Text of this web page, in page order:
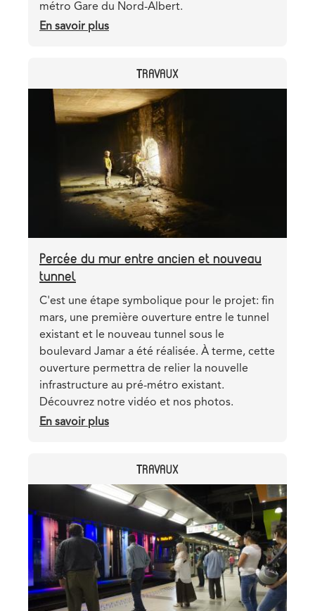
métro Gare du Nord-Albert.
En savoir plus
relie
10
nouveaux
arrêts
au
pré-
métro
TRAVAUX
Header
image
Image
Percée du mur entre ancien et nouveau
tunnel
Teaser
C'est une étape symbolique pour le projet: fin
mars, une première ouverture entre le tunnel
existant et le nouveau tunnel sous le
boulevard Jamar a été réalisée. À terme, cette
ouverture permettra de relier la nouvelle
infrastructure au pré-métro existant.
Découvrez notre vidéo et nos photos.
En savoir plus
entre
ancien
et
nouveau
tunnel
TRAVAUX
image